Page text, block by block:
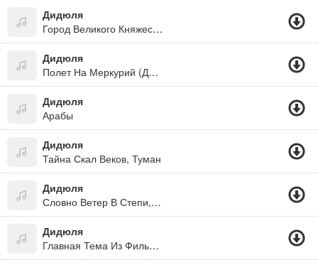
Дидюля
Город Великого Княжества
Дидюля
Полет На Меркурий (Дорога В Багдад)
Дидюля
Арабы
Дидюля
Тайна Скал Веков, Туман
Дидюля
Словно Ветер В Степи, Словно В Речке Вода
Дидюля
Главная Тема Из Фильма Кочегар